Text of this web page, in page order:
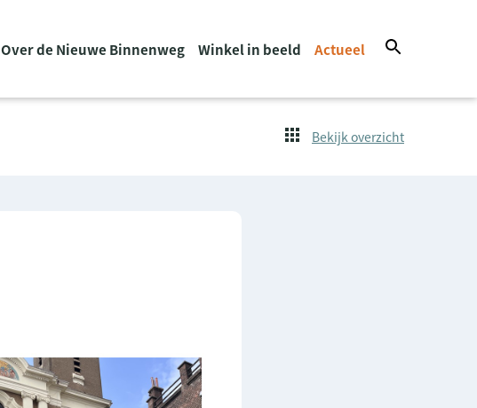
Over de Nieuwe Binnenweg Winkel in beeld Actueel
Bekijk overzicht